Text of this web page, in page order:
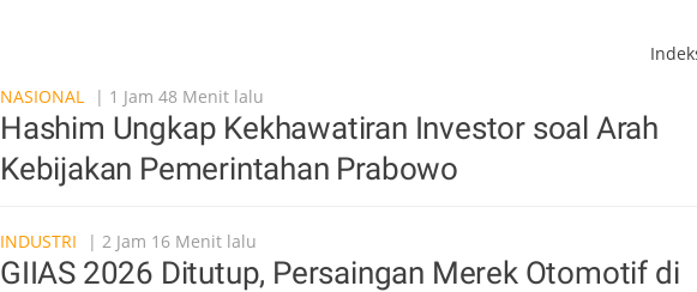
NASIONAL
| 1 Jam 48 Menit lalu
Hashim Ungkap Kekhawatiran Investor soal Arah
Kebijakan Pemerintahan Prabowo
INDUSTRI | 2 Jam 16 Menit lalu
GIIAS 2026 Ditutup, Persaingan Merek Otomotif di